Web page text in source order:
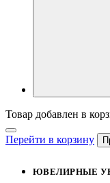
Товар добавлен в
Перейти в корзину
ЮВЕЛИРНЫЕ